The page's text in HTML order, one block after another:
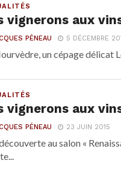
vignerons aux
PÉNEAU 5 DÉCEMBRE
un cépage délicat
vignerons aux
PÉNEAU 23 JUIN 2015
au salon «